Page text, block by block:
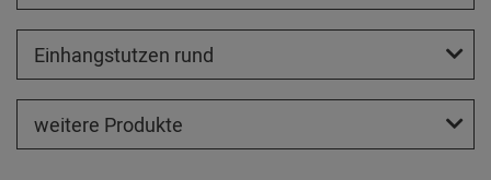
Einhangstutzen rund
weitere Produkte